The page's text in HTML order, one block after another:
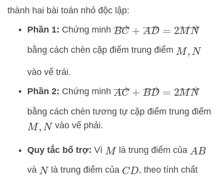
thành hai bài toán nhỏ độc lập:
Phần 1: Chứng minh BC→ +AD → =2MN
bằng cách chèn cặp điểm trung điểm M,N
vào vế trái.
Phần 2: Chứng minh AC→ +BD → =2MN
bằng cách chèn tương tự cặp điểm trung điểm
M,N vào vế phải.
Quy tắc bổ trợ: Vì M là trung điểm của AB
và N là trung điểm của CD, theo tính chất